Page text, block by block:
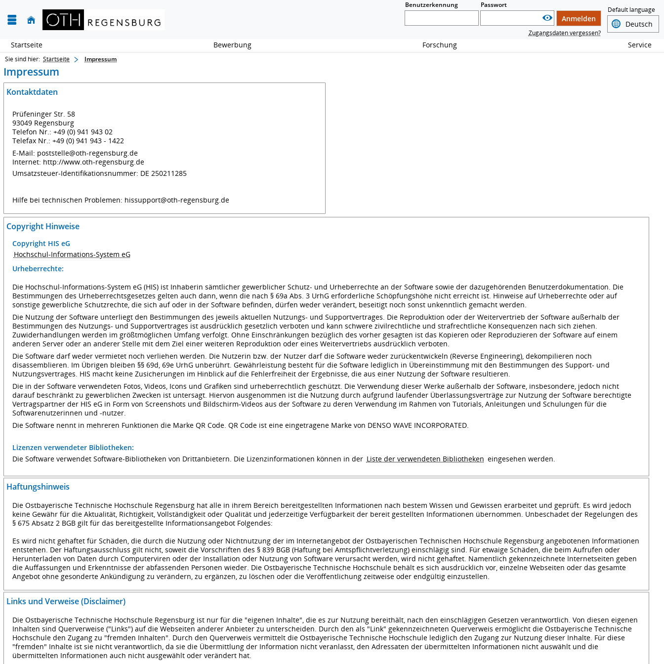
Benutzerkennung Passwort
Anmelden
Zugangsdaten vergessen?
Default language
Startseite Bewerbung Forschung Service
Sie sind hier: Startseite Impressum
Impressum
Kontaktdaten
Prüfeninger Str. 58
93049 Regensburg
Telefon Nr.: +49 (0) 941 943 02
Telefax Nr.: +49 (0) 941 943 - 1422
E-Mail: poststelle@oth-regensburg.de
Internet: http://www.oth-regensburg.de
Umsatzsteuer-Identifikationsnummer: DE 250211285
Hilfe bei technischen Problemen: hissupport@oth-regensburg.de
Copyright Hinweise
Copyright HIS eG
Hochschul-Informations-System eG
Urheberrechte:
Die Hochschul-Informations-System eG (HIS) ist Inhaberin sämtlicher gewerblicher Schutz- und Urheberrechte an der Software sowie der dazugehörenden Benutzerdokumentation. Die
Bestimmungen des Urheberrechtsgesetzes gelten auch dann, wenn die nach § 69a Abs. 3 UrhG erforderliche Schöpfungshöhe nicht erreicht ist. Hinweise auf Urheberrechte oder auf
sonstige gewerbliche Schutzrechte, die sich auf oder in der Software befinden, dürfen weder verändert, beseitigt noch sonst unkenntlich gemacht werden.
Die Nutzung der Software unterliegt den Bestimmungen des jeweils aktuellen Nutzungs- und Supportvertrages. Die Reproduktion oder der Weitervertrieb der Software außerhalb der
Bestimmungen des Nutzungs- und Supportvertrages ist ausdrücklich gesetzlich verboten und kann schwere zivilrechtliche und strafrechtliche Konsequenzen nach sich ziehen.
Zuwiderhandlungen werden im größtmöglichen Umfang verfolgt. Ohne Einschränkungen bezüglich des vorher gesagten ist das Kopieren oder Reproduzieren der Software auf einem
anderen Server oder an anderer Stelle mit dem Ziel einer weiteren Reproduktion oder eines Weitervertriebs ausdrücklich verboten.
Die Software darf weder vermietet noch verliehen werden. Die Nutzerin bzw. der Nutzer darf die Software weder zurückentwickeln (Reverse Engineering), dekompilieren noch
disassemblieren. Im Übrigen bleiben §§ 69d, 69e UrhG unberührt. Gewährleistung besteht für die Software lediglich in Übereinstimmung mit den Bestimmungen des Support- und
Nutzungsvertrages. HIS macht keine Zusicherungen im Hinblick auf die Fehlerfreiheit der Ergebnisse, die aus einer Nutzung der Software resultieren.
Die in der Software verwendeten Fotos, Videos, Icons und Grafiken sind urheberrechtlich geschützt. Die Verwendung dieser Werke außerhalb der Software, insbesondere, jedoch nicht
darauf beschränkt zu gewerblichen Zwecken ist untersagt. Hiervon ausgenommen ist die Nutzung durch aufgrund laufender Überlassungsverträge zur Nutzung der Software berechtigte
Vertragspartner der HIS eG in Form von Screenshots und Bildschirm-Videos aus der Software zu deren Verwendung im Rahmen von Tutorials, Anleitungen und Schulungen für die
Softwarenutzerinnen und -nutzer.
Die Software nennt in mehreren Funktionen die Marke QR Code. QR Code ist eine eingetragene Marke von DENSO WAVE INCORPORATED.
Lizenzen verwendeter Bibliotheken:
Die Software verwendet Software-Bibliotheken von Drittanbietern. Die Lizenzinformationen können in der Liste der verwendeten Bibliotheken eingesehen werden.
Haftungshinweis
Die Ostbayerische Technische Hochschule Regensburg hat alle in ihrem Bereich bereitgestellten Informationen nach bestem Wissen und Gewissen erarbeitet und geprüft. Es wird jedoch
keine Gewähr für die Aktualität, Richtigkeit, Vollständigkeit oder Qualität und jederzeitige Verfügbarkeit der bereit gestellten Informationen übernommen. Unbeschadet der Regelungen des
§ 675 Absatz 2 BGB gilt für das bereitgestellte Informationsangebot Folgendes:
Es wird nicht gehaftet für Schäden, die durch die Nutzung oder Nichtnutzung der im Internetangebot der Ostbayerischen Technischen Hochschule Regensburg angebotenen Informationen
entstehen. Der Haftungsausschluss gilt nicht, soweit die Vorschriften des § 839 BGB (Haftung bei Amtspflichtverletzung) einschlägig sind. Für etwaige Schäden, die beim Aufrufen oder
Herunterladen von Daten durch Computerviren oder der Installation oder Nutzung von Software verursacht werden, wird nicht gehaftet. Namentlich gekennzeichnete Internetseiten geben
die Auffassungen und Erkenntnisse der abfassenden Personen wieder. Die Ostbayerische Technische Hochschule behält es sich ausdrücklich vor, einzelne Webseiten oder das gesamte
Angebot ohne gesonderte Ankündigung zu verändern, zu ergänzen, zu löschen oder die Veröffentlichung zeitweise oder endgültig einzustellen.
Links und Verweise (Disclaimer)
Die Ostbayerische Technische Hochschule Regensburg ist nur für die "eigenen Inhalte", die es zur Nutzung bereithält, nach den einschlägigen Gesetzen verantwortlich. Von diesen eigenen
Inhalten sind Querverweise ("Links") auf die Webseiten anderer Anbieter zu unterscheiden. Durch den als "Link" gekennzeichneten Querverweis ermöglicht die Ostbayerische Technische
Hochschule den Zugang zu "fremden Inhalten". Durch den Querverweis vermittelt die Ostbayerische Technische Hochschule lediglich den Zugang zur Nutzung dieser Inhalte. Für diese
"fremden" Inhalte ist sie nicht verantwortlich, da sie die Übermittlung der Information nicht veranlasst, den Adressaten der übermittelten Informationen nicht auswählt und die
übermittelten Informationen auch nicht ausgewählt oder verändert hat.